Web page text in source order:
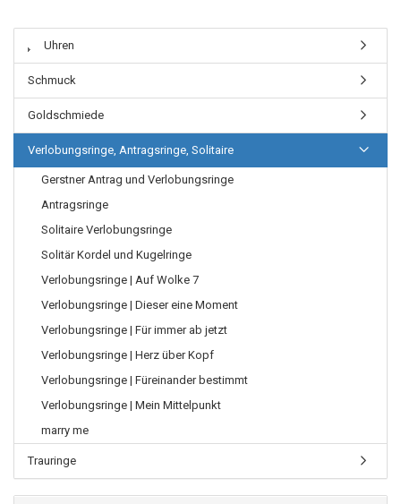
Uhren
Schmuck
Goldschmiede
Verlobungsringe, Antragsringe, Solitaire
Gerstner Antrag und Verlobungsringe
Antragsringe
Solitaire Verlobungsringe
Solitär Kordel und Kugelringe
Verlobungsringe | Auf Wolke 7
Verlobungsringe | Dieser eine Moment
Verlobungsringe | Für immer ab jetzt
Verlobungsringe | Herz über Kopf
Verlobungsringe | Füreinander bestimmt
Verlobungsringe | Mein Mittelpunkt
marry me
Trauringe